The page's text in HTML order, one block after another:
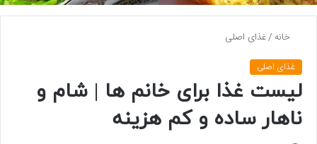
خانه /غذای اصلی
غذای اصلی
لیست غذا برای خانم ها | شام و
ناهار ساده و کم هزینه